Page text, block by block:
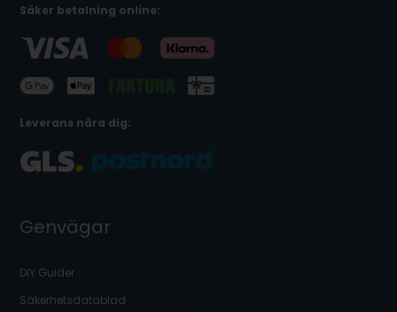
Säker betalning online:
Leverans nära dig:
Genvägar
DIY Guider
Säkerhetsdatablad